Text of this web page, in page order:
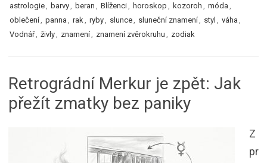
astrologie
barvy beran Blíženci horoskop kozoroh móda
oblečení
panna rak ryby slunce sluneční znamení styl váha
Vodnář
živly znamení znamení zvěrokruhu zodiak
Retrográdní Merkur je zpět: Jak
přežít zmatky bez paniky
Z
pr